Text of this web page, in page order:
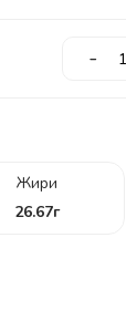
-
Жири
26.67г